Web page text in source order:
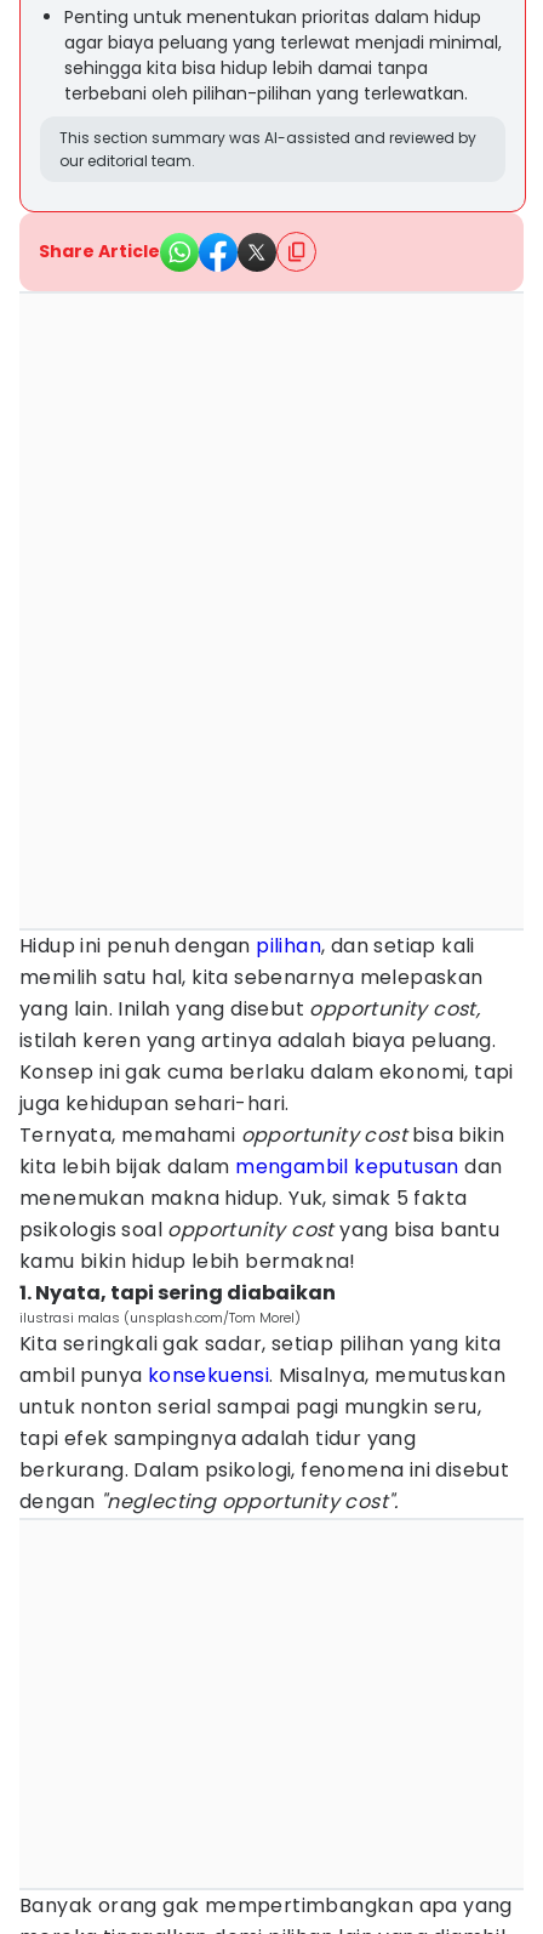
Penting untuk menentukan prioritas dalam hidup
agar biaya peluang yang terlewat menjadi minimal,
sehingga kita bisa hidup lebih damai tanpa
terbebani oleh pilihan-pilihan yang terlewatkan.
This section summary was AI-assisted and reviewed by
our editorial team.
Share Article
Hidup ini penuh dengan pilihan, dan setiap kali
memilih satu hal, kita sebenarnya melepaskan
yang lain. Inilah yang disebut opportunity cost,
istilah keren yang artinya adalah biaya peluang.
Konsep ini gak cuma berlaku dalam ekonomi, tapi
juga kehidupan sehari-hari.
Ternyata, memahami opportunity costbisa bikin
kita lebih bijak dalam mengambil keputusan dan
menemukan makna hidup. Yuk, simak 5 fakta
psikologis soal opportunity costyang bisa bantu
kamu bikin hidup lebih bermakna!
1. Nyata, tapi sering diabaikan
ilustrasi malas (unsplash.com/Tom Morel)
Kita seringkali gak sadar, setiap pilihan yang kita
ambil punya konsekuensi. Misalnya, memutuskan
untuk nonton serial sampai pagi mungkin seru,
tapi efek sampingnya adalah tidur yang
berkurang. Dalam psikologi, fenomena ini disebut
dengan "neglecting opportunity cost".
Banyak orang gak mempertimbangkan apa yang